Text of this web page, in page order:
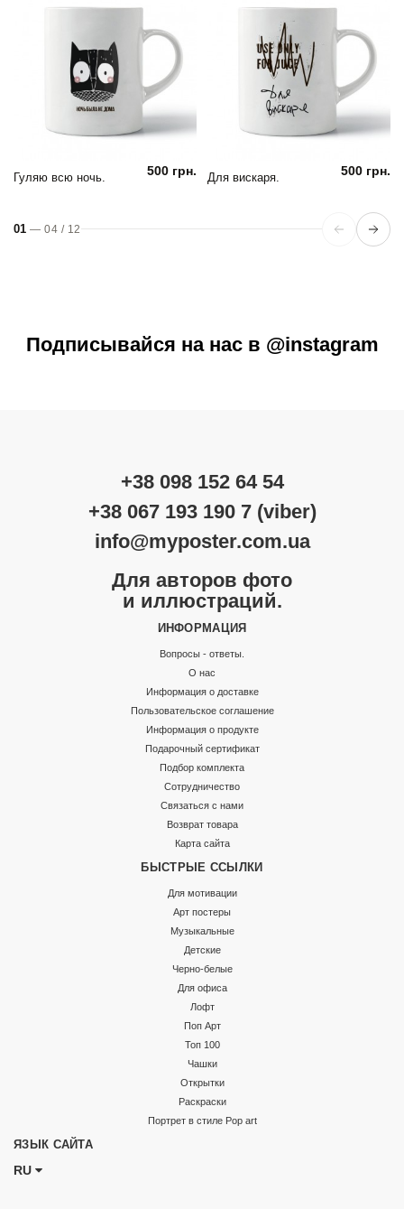
Гуляю всю ночь. 500 грн. Для вискаря. 500 грн.
01 —04 / 12
Подписывайся на нас в @instagram
+38 098 152 64 54
+38 067 193 190 7 (viber)
info@myposter.com.ua
Для авторов фото
и иллюстраций.
ИНФОРМАЦИЯ
Вопросы - ответы.
О нас
Информация о доставке
Пользовательское соглашение
Информация о продукте
Подарочный сертификат
Подбор комплекта
Сотрудничество
Связаться с нами
Возврат товара
Карта сайта
БЫСТРЫЕ ССЫЛКИ
Для мотивации
Арт постеры
Музыкальные
Детские
Черно-белые
Для офиса
Лофт
Поп Арт
Топ 100
Чашки
Открытки
Раскраски
Портрет в стиле Pop art
ЯЗЫК САЙТА
RU